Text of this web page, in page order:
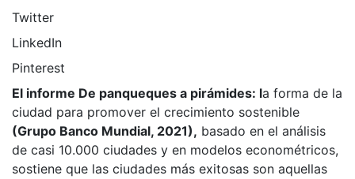
Twitter
LinkedIn
Pinterest
El informe De panqueques a pirámides: la forma de la
ciudad para promover el crecimiento sostenible
(Grupo Banco Mundial, 2021), basado en el análisis
de casi 10.000 ciudades y en modelos econométricos,
sostiene que las ciudades más exitosas son aquellas